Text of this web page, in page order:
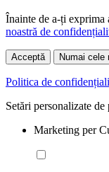
Înainte de a-ți exprima
noastră de
Acceptă Numai cele
Politica de
Setări personalizate
Marketing per